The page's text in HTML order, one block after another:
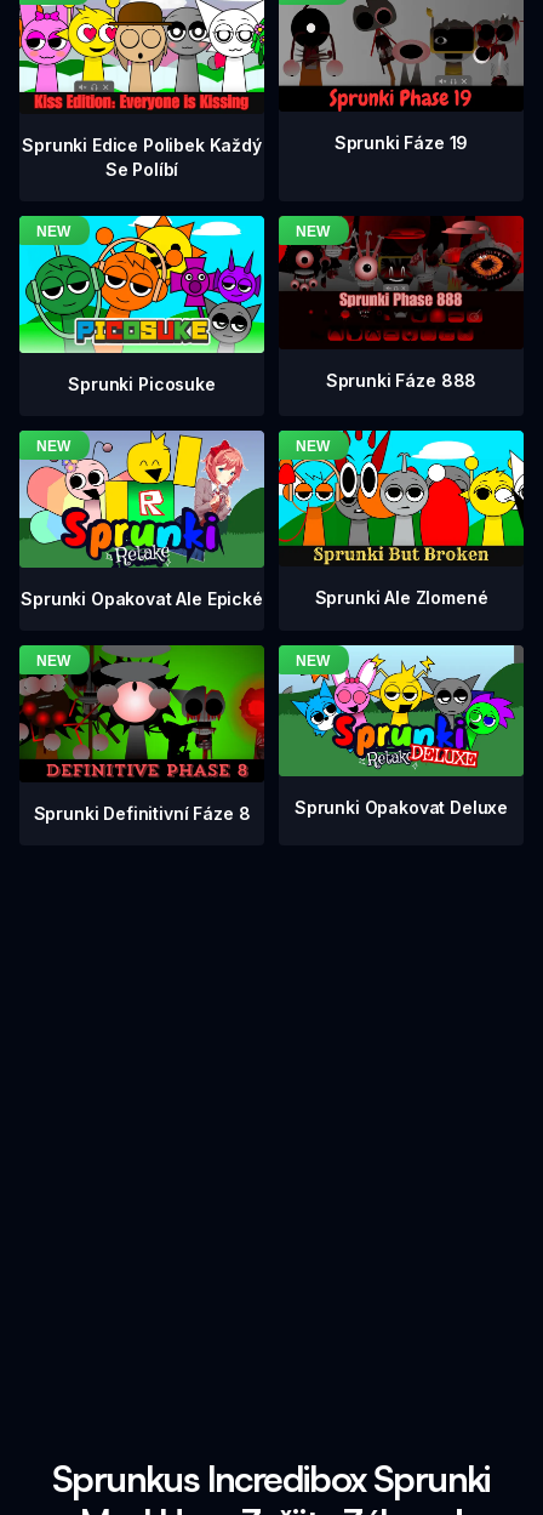
Sprunki Edice Polibek Každý
Se Políbí
Sprunki Fáze 19
Sprunki Picosuke Sprunki Fáze 888
Sprunki Opakovat Ale Epické Sprunki Ale Zlomené
Sprunki Definitivní Fáze 8 Sprunki Opakovat Deluxe
Sprunkus Incredibox Sprunki